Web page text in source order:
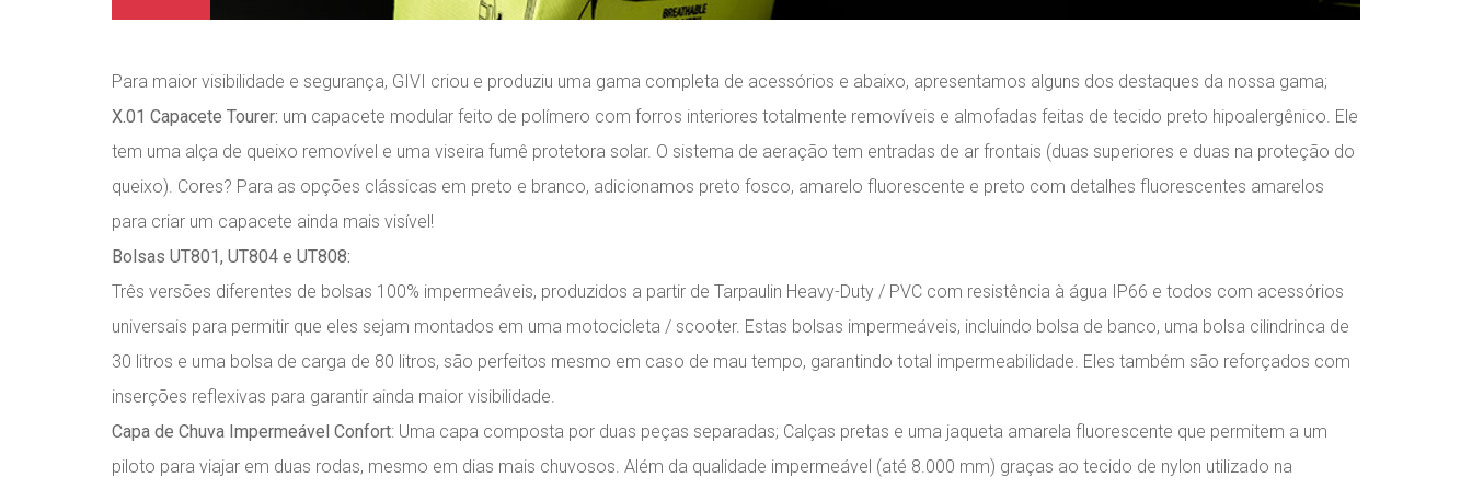
Para maior visibilidade e segurança, GIVI criou e produziu uma gama completa de acessórios e abaixo, apresentamos alguns dos destaques da nossa gama;
X.01 Capacete Tourer: um capacete modular feito de polímero com forros interiores totalmente removíveis e almofadas feitas de tecido preto hipoalergênico. Ele
tem uma alça de queixo removível e uma viseira fumê protetora solar. O sistema de aeração tem entradas de ar frontais (duas superiores e duas na proteção do
queixo). Cores? Para as opções clássicas em preto e branco, adicionamos preto fosco, amarelo fluorescente e preto com detalhes fluorescentes amarelos
para criar um capacete ainda mais visível!
Bolsas UT801, UT804 e UT808:
Três versões diferentes de bolsas 100% impermeáveis, produzidos a partir de Tarpaulin Heavy-Duty / PVC com resistência à água IP66 e todos com acessórios
universais para permitir que eles sejam montados em uma motocicleta / scooter. Estas bolsas impermeáveis, incluindo bolsa de banco, uma bolsa cilindrinca de
30 litros e uma bolsa de carga de 80 litros, são perfeitos mesmo em caso de mau tempo, garantindo total impermeabilidade. Eles também são reforçados com
inserções reflexivas para garantir ainda maior visibilidade.
Capa de Chuva Impermeável Confort: Uma capa composta por duas peças separadas; Calças pretas e uma jaqueta amarela fluorescente que permitem a um
piloto para viajar em duas rodas, mesmo em dias mais chuvosos. Além da qualidade impermeável (até 8.000 mm) graças ao tecido de nylon utilizado na